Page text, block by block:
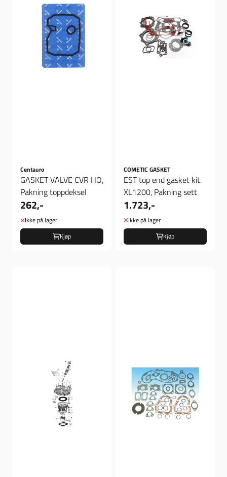
Centauro
GASKET VALVE CVR HO,
Pakning toppdeksel
262,-
Ikke på lager
Kjøp
COMETIC GASKET
EST top end gasket kit.
XL1200, Pakning sett
1.723,-
Ikke på lager
Kjøp